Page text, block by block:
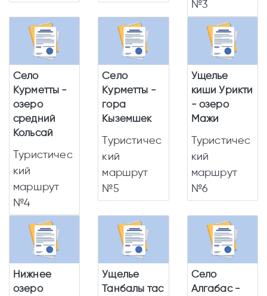
№3
Село
Курметты -
озеро
средний
Кольсай
Туристичес
кий
маршрут
№4
Село
Курметты -
гора
Кыземшек
Туристичес
кий
маршрут
№5
Ущелье
киши Урикти
- озеро
Мажи
Туристичес
кий
маршрут
№6
Нижнее
озеро
Ущелье
Танбалы тас
Село
Алгабас -